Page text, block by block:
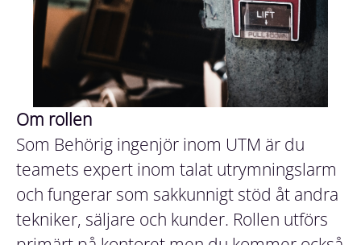
Om rollen
Som Behörig ingenjör inom UTM är du
teamets expert inom talat utrymningslarm
och fungerar som sakkunnigt stöd åt andra
tekniker, säljare och kunder. Rollen utförs